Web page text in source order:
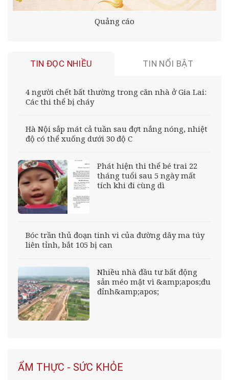
Quảng cáo
TIN ĐỌC NHIỀU TIN NỔI BẬT
4 người chết bất thường trong căn nhà ở Gia Lai:
Các thi thể bị cháy
Hà Nội sắp mát cả tuần sau đợt nắng nóng, nhiệt
độ có thể xuống dưới 30 độ C
Phát hiện thi thể bé trai 22
tháng tuổi sau 5 ngày mất
tích khi đi cùng dì
Bóc trần thủ đoạn tinh vi của đường dây ma túy
liên tỉnh, bắt 105 bị can
Nhiều nhà đầu tư bất động
sản méo mặt vì &amp;apos;đu
đỉnh&amp;apos;
ẨM THỰC - SỨC KHỎE